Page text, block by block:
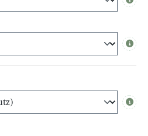
Info
Info
Info